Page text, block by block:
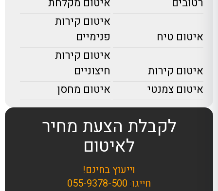
איטום טיח
איטום קירות
פנימיים
איטום קירות
איטום קירות
חיצוניים
איטום צמנטי
איטום מחסן
לקבלת הצעת מחיר
לאיטום
וייעוץ בחינם!
חייגו:
055-9378-500